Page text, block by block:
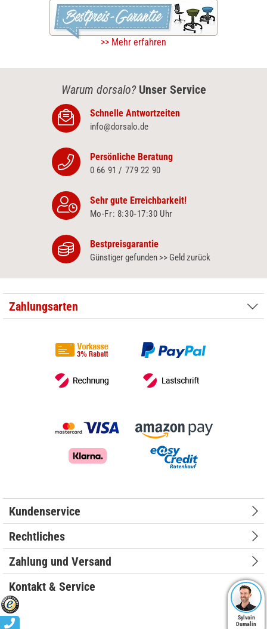
>> Mehr erfahren
Warum dorsalo? Unser Service
Schnelle Antwortzeiten
info@dorsalo.de
Persönliche Beratung
0 66 91 / 779 22 90
Sehr gute Erreichbarkeit!
Mo-Fr: 8:30‑17:30 Uhr
Bestpreisgarantie
Günstiger gefunden >> Geld zurück
Zahlungsarten
Kundenservice
Rechtliches
Zahlung und Versand
Kontakt & Service
Sylvain
Dumalin